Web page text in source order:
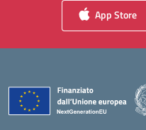
App Store